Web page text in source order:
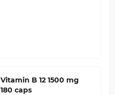
Vitamin B 12 1500 mg
180 caps